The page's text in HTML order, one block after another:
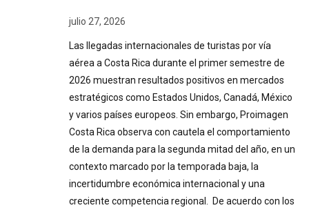
julio 27, 2026
Las llegadas internacionales de turistas por vía
aérea a Costa Rica durante el primer semestre de
2026 muestran resultados positivos en mercados
estratégicos como Estados Unidos, Canadá, México
y varios países europeos. Sin embargo, Proimagen
Costa Rica observa con cautela el comportamiento
de la demanda para la segunda mitad del año, en un
contexto marcado por la temporada baja, la
incertidumbre económica internacional y una
creciente competencia regional. De acuerdo con los